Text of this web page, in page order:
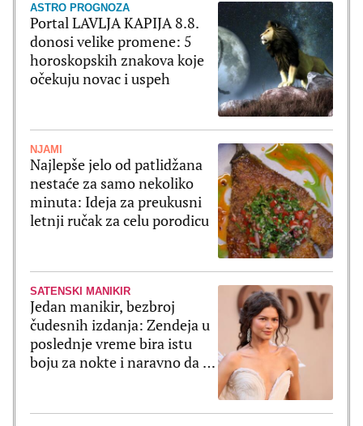
ASTRO PROGNOZA
Portal LAVLJA KAPIJA 8.8.
donosi velike promene: 5
horoskopskih znakova koje
očekuju novac i uspeh
NJAMI
Najlepše jelo od patlidžana
nestaće za samo nekoliko
minuta: Ideja za preukusni
letnji ručak za celu porodicu
SATENSKI MANIKIR
Jedan manikir, bezbroj
čudesnih izdanja: Zendeja u
poslednje vreme bira istu
boju za nokte i naravno da je